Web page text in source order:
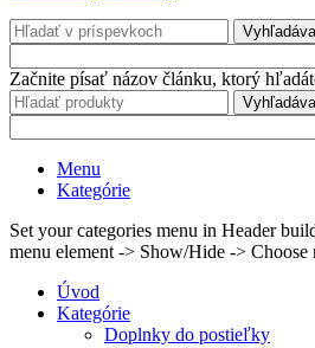
Začnite písať názov článku, ktorý
Menu
Kategórie
Set your categories menu in Header
menu element -> Show/Hide -> Choose
Úvod
Kategórie
Doplnky do postieľky